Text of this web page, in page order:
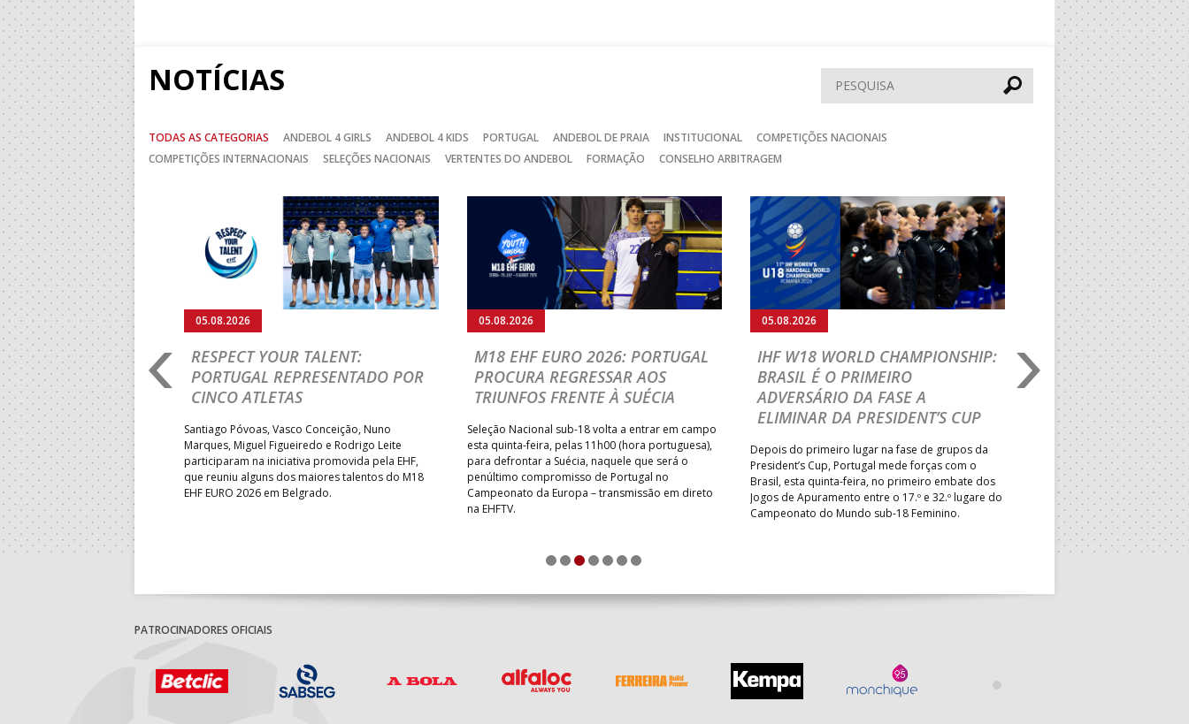
NOTÍCIAS Pesquisar
TODAS AS CATEGORIAS ANDEBOL 4 GIRLS ANDEBOL 4 KIDS PORTUGAL ANDEBOL DE PRAIA INSTITUCIONAL
COMPETIÇÕES NACIONAIS
COMPETIÇÕES INTERNACIONAIS
SELEÇÕES NACIONAIS VERTENTES DO ANDEBOL FORMAÇÃO CONSELHO ARBITRAGEM
2026: PORTUGAL
E SEGUE NA LUTA
18 regressou às vitórias no
ao superar a Suécia por 32-
uma vaga para o
do Mundo.
05.08.2026
RESPECT YOUR TALENT:
PORTUGAL REPRESENTADO POR
CINCO ATLETAS
Santiago Póvoas, Vasco Conceição, Nuno
Marques, Miguel Figueiredo e Rodrigo Leite
participaram na iniciativa promovida pela EHF,
que reuniu alguns dos maiores talentos do M18
EHF EURO 2026 em Belgrado.
05.08.2026
M18 EHF EURO 2026: PORTUGAL
PROCURA REGRESSAR AOS
TRIUNFOS FRENTE À SUÉCIA
Seleção Nacional sub-18 volta a entrar em campo
esta quinta-feira, pelas 11h00 (hora portuguesa),
para defrontar a Suécia, naquele que será o
penúltimo compromisso de Portugal no
Campeonato da Europa – transmissão em direto
na EHFTV.
05.08.2026
IHF W18 WORLD CHAMPIONSHIP:
BRASIL É O PRIMEIRO
ADVERSÁRIO DA FASE A
ELIMINAR DA PRESIDENT’S CUP
Depois do primeiro lugar na fase de grupos da
President’s Cup, Portugal mede forças com o
Brasil, esta quinta-feira, no primeiro embate dos
Jogos de Apuramento entre o 17.º e 32.º lugare do
Campeonato do Mundo sub-18 Feminino.
05.08.2026
IHF W18 WORLD
JOÃO VAREJÃO
CURSO
TREINADORES NA
Treinador português João
integrado na EHF Experts
preletores convidados pela
de Andebol, em Pitești,
de 400 treinadores.
Seguinte
1 2 3 4 5 6 7
PATROCINADORES OFICIAIS